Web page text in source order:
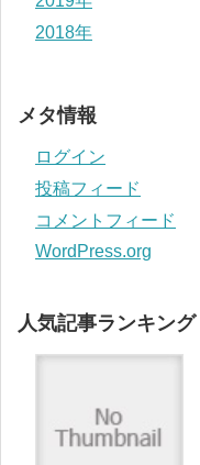
2018年
メタ情報
ログイン
投稿フィード
コメントフィード
WordPress.org
人気記事ランキング